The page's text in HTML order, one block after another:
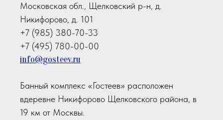
Московская обл., Щелковский р-н, д.
Никифорово, д. 101
+7 (985) 380-70-33
+7 (495) 780-00-00
info@gosteev.ru
Банный комплекс «Гостеев» расположен
вдеревне Никифорово Щелковского района, в
19 км от Москвы.